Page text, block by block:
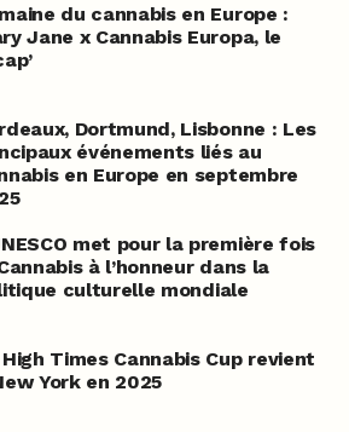
du cannabis en Europe :
Jane x Cannabis Europa, le
Dortmund, Lisbonne : Les
événements liés au
en Europe en septembre
met pour la première fois
à l’honneur dans la
culturelle mondiale
Times Cannabis Cup revient
York en 2025